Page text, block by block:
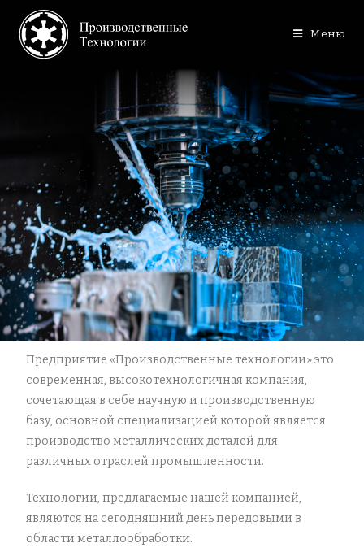
Меню
Предприятие «Производственные технологии» это
современная, высокотехнологичная компания,
сочетающая в себе научную и производственную
базу, основной специализацией которой является
производство металлических деталей для
различных отраслей промышленности.
Технологии, предлагаемые нашей компанией,
являются на сегодняшний день передовыми в
области металлообработки.